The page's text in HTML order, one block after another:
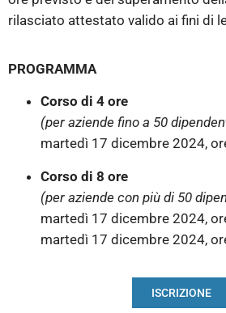
rilasciato attestato valido ai fini di
PROGRAMMA
Corso di 4 ore
(per aziende fino a 50
martedì 17 dicembre 2024,
Corso di 8 ore
(per aziende con più di 50
martedì 17 dicembre 2024,
martedì 17 dicembre 2024,
ISCRIZIONE